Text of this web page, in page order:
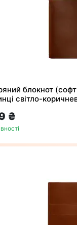
блокнот
світло-
₴